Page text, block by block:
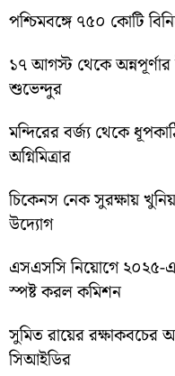
পশ্চিমবঙ্গে ৭৫০ কোটি
১৭ আগস্ট থেকে অন্নপূর্ণার
শুভেন্দুর
মন্দিরের বর্জ্য থেকে
অগ্নিমিত্রার
চিকেনস নেক সুরক্ষায়
উদ্যোগ
এসএসসি নিয়োগে ২০২৫-
স্পষ্ট করল কমিশন
সুমিত রায়ের রক্ষাকবচের
সিআইডির